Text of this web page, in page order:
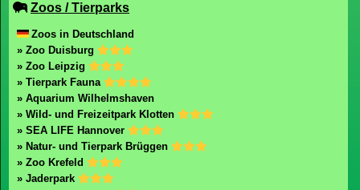
Zoos / Tierparks
Zoos in Deutschland
» Zoo Duisburg
» Zoo Leipzig
» Tierpark Fauna
» Aquarium Wilhelmshaven
» Wild- und Freizeitpark Klotten
» SEA LIFE Hannover
» Natur- und Tierpark Brüggen
» Zoo Krefeld
» Jaderpark